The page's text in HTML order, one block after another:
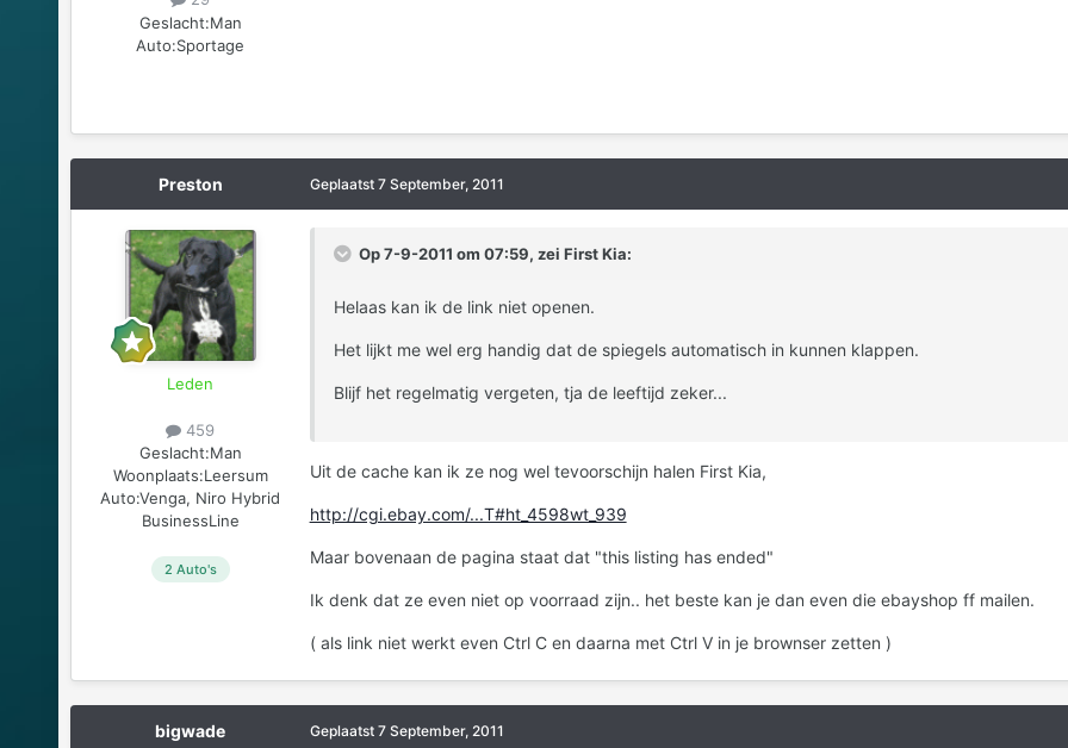
Geslacht:Man
Auto:Sportage
Preston
Leden
459
Geslacht:Man
Woonplaats:Leersum
Auto:Venga, Niro Hybrid
BusinessLine
2 Auto's
Geplaatst 7 September, 2011
Op 7-9-2011 om 07:59, zei First Kia:
Helaas kan ik de link niet openen.
Het lijkt me wel erg handig dat de spiegels automatisch in kunnen klappen.
Blijf het regelmatig vergeten, tja de leeftijd zeker...
Uit de cache kan ik ze nog wel tevoorschijn halen First Kia,
http://cgi.ebay.com/...T#ht_4598wt_939
Maar bovenaan de pagina staat dat "this listing has ended"
Ik denk dat ze even niet op voorraad zijn.. het beste kan je dan even die ebayshop ff mailen.
( als link niet werkt even Ctrl C en daarna met Ctrl V in je brownser zetten )
bigwade Geplaatst 7 September, 2011